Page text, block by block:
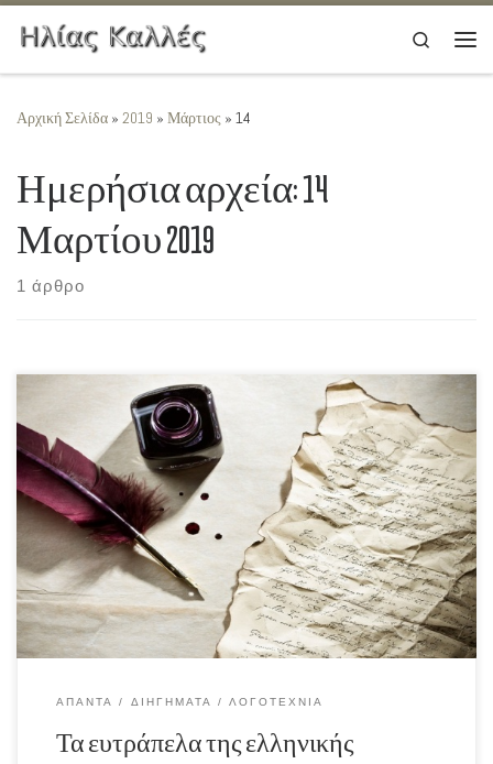
Μετάβαση στο περιεχόμενο
Search
Αρχική Σελίδα » 2019 » Μάρτιος » 14
Ημερήσια αρχεία:14
Μαρτίου 2019
1 άρθρο
ΆΠΑΝΤΑ ΔΙΗΓΉΜΑΤΑ ΛΟΓΟΤΕΧΝΊΑ
Τα ευτράπελα της ελληνικής